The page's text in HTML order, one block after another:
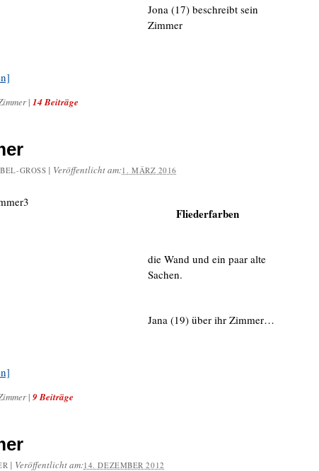
Jona (17) beschreibt sein
Zimmer
| 14 Beiträge
GROSS | Veröffentlicht am:1. MÄRZ 2016
Fliederfarben
die Wand und ein paar alte
Sachen.
Jana (19) über ihr Zimmer…
| 9 Beiträge
| Veröffentlicht am:14. DEZEMBER 2012